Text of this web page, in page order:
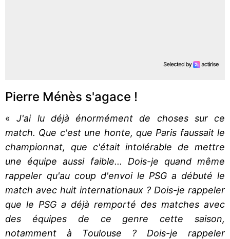
Pierre Ménès s'agace !
«J'ai lu déjà énormément de choses sur ce
match. Que c'est une honte, que Paris faussait le
championnat, que c'était intolérable de mettre
une équipe aussi faible... Dois-je quand même
rappeler qu'au coup d'envoi le PSG a débuté le
match avec huit internationaux ? Dois-je rappeler
que le PSG a déjà remporté des matches avec
des équipes de ce genre cette saison,
notamment à Toulouse ? Dois-je rappeler